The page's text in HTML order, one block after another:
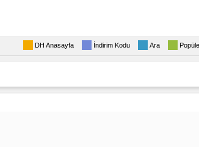
DH Anasayfa İndirim Kodu Ara